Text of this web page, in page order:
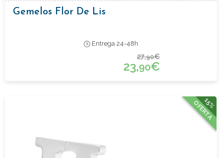
Gemelos Flor De Lis
Entrega 24-48h
27,90€
23,90€
15%
OFERTA